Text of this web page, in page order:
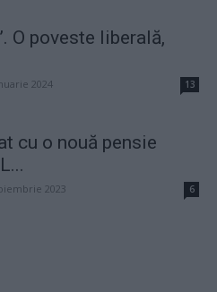
O poveste liberală,
2024 13
cu o nouă pensie
2023 6